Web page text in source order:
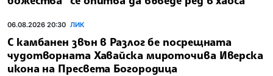
06.08.2026 20:30 ЛИК
С камбанен звън в Разлог бе посрещната
чудотворната Хавайска мироточива Иверска
икона на Пресвета Богородица